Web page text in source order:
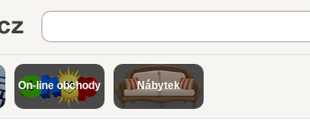
Najisto.cz
On-line obchody Nábytek